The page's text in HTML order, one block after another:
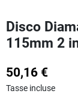
Disco
115mm 2
50,16 €
Tasse incluse